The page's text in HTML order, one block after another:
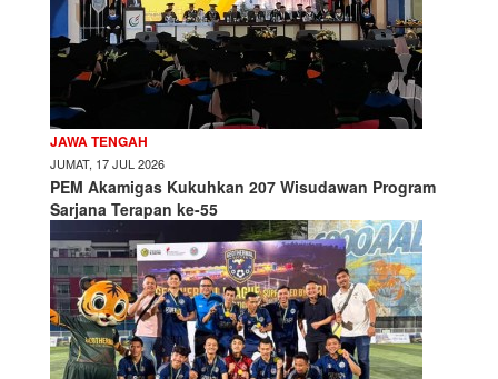
JAWA TENGAH
JUMAT, 17 JUL 2026
PEM Akamigas Kukuhkan 207 Wisudawan Program
Sarjana Terapan ke-55